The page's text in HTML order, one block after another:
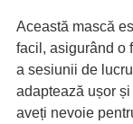
Această mască
facil, asigurând o
a sesiunii de
adaptează ușor
aveți nevoie